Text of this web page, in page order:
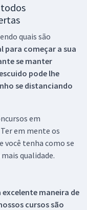
quais são
para começar a sua
se manter
pode lhe
se distanciando
em
em mente os
você tenha como se
qualidade.
maneira de
cursos são